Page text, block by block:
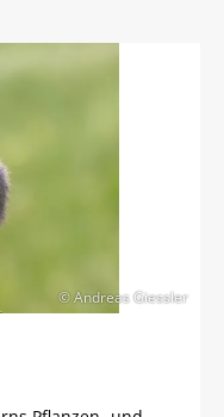
© Andreas Giessler